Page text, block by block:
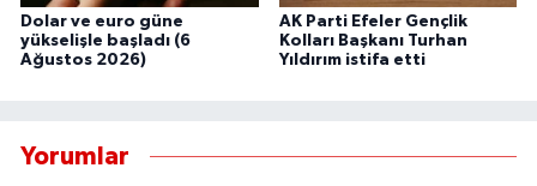
Dolar ve euro güne
yükselişle başladı (6
Ağustos 2026)
AK Parti Efeler Gençlik
Kolları Başkanı Turhan
Yıldırım istifa etti
Yorumlar